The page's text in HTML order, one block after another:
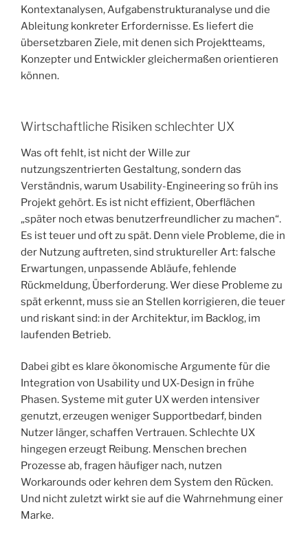
Kontextanalysen, Aufgabenstrukturanalyse und die
Ableitung konkreter Erfordernisse. Es liefert die
übersetzbaren Ziele, mit denen sich Projektteams,
Konzepter und Entwickler gleichermaßen orientieren
können.
Wirtschaftliche Risiken schlechter UX
Was oft fehlt, ist nicht der Wille zur
nutzungszentrierten Gestaltung, sondern das
Verständnis, warum Usability-Engineering so früh ins
Projekt gehört. Es ist nicht effizient, Oberflächen
„später noch etwas benutzerfreundlicher zu machen“.
Es ist teuer und oft zu spät. Denn viele Probleme, die in
der Nutzung auftreten, sind struktureller Art: falsche
Erwartungen, unpassende Abläufe, fehlende
Rückmeldung, Überforderung. Wer diese Probleme zu
spät erkennt, muss sie an Stellen korrigieren, die teuer
und riskant sind: in der Architektur, im Backlog, im
laufenden Betrieb.
Dabei gibt es klare ökonomische Argumente für die
Integration von Usability und UX-Design in frühe
Phasen. Systeme mit guter UX werden intensiver
genutzt, erzeugen weniger Supportbedarf, binden
Nutzer länger, schaffen Vertrauen. Schlechte UX
hingegen erzeugt Reibung. Menschen brechen
Prozesse ab, fragen häufiger nach, nutzen
Workarounds oder kehren dem System den Rücken.
Und nicht zuletzt wirkt sie auf die Wahrnehmung einer
Marke.